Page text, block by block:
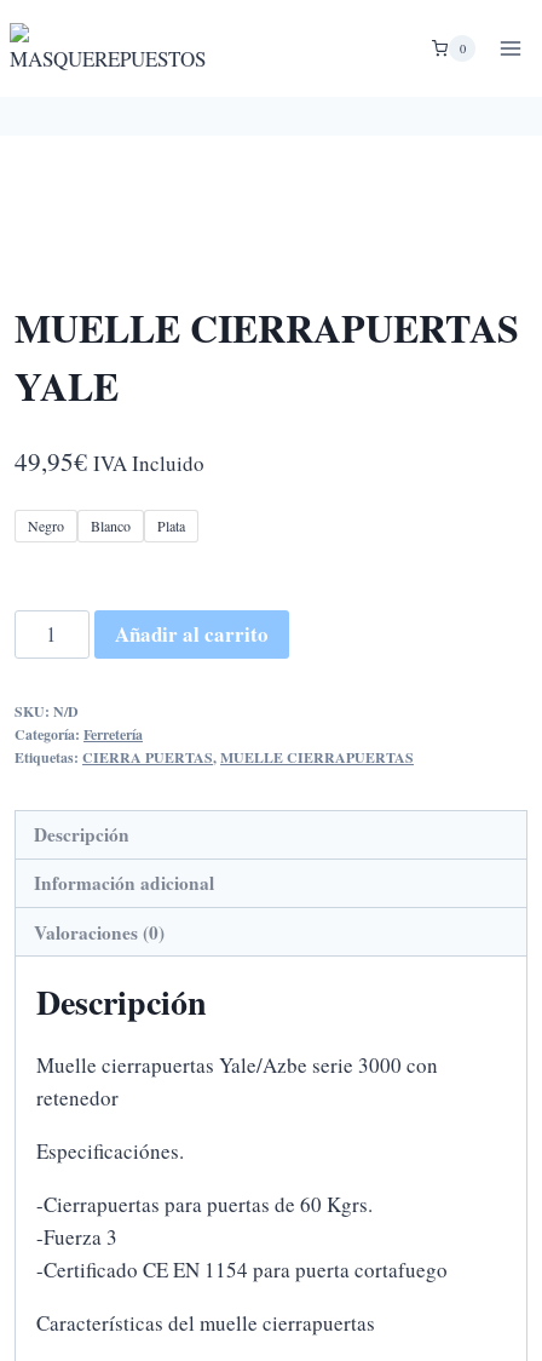
al
0
MUELLE CIERRAPUERTAS
YALE
49,95€ IVA Incluido
Negro Blanco Plata
MUELLE
CIERRAPUERTAS
cantidad
Añadir al carrito
SKU: N/D
Categoría: Ferretería
Etiquetas: CIERRA PUERTAS,MUELLE CIERRAPUERTAS
Descripción
Información adicional
Valoraciones (0)
Descripción
Muelle cierrapuertas Yale/Azbe serie 3000 con
retenedor
Especificaciónes.
-Cierrapuertas para puertas de 60 Kgrs.
-Fuerza 3
-Certificado CE EN 1154 para puerta cortafuego
Características del muelle cierrapuertas